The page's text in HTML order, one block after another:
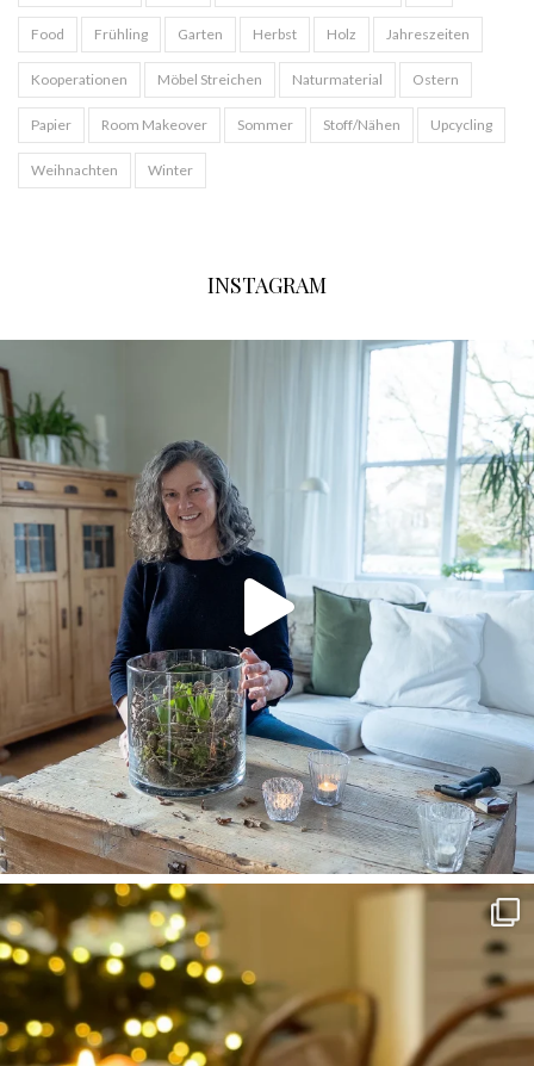
Food Frühling Garten Herbst Holz Jahreszeiten
Kooperationen Möbel Streichen Naturmaterial Ostern
Papier Room Makeover Sommer Stoff/Nähen Upcycling
Weihnachten Winter
INSTAGRAM